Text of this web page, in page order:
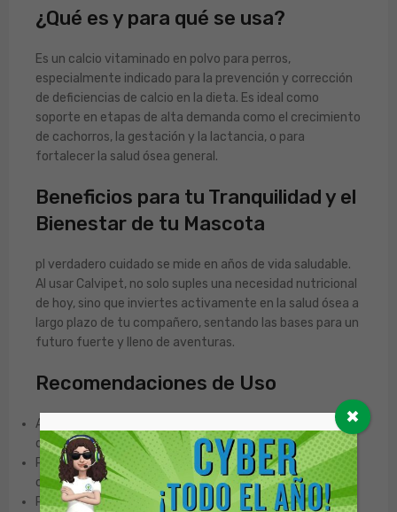
¿Qué es y para qué se usa?
Es un calcio vitaminado en polvo para perros,
especialmente indicado para la prevención y corrección
de deficiencias de calcio en la dieta. Es ideal como
soporte en etapas de alta demanda como el crecimiento
de cachorros, la gestación y la lactancia, o para
fortalecer la salud ósea general.
Beneficios para tu Tranquilidad y el
Bienestar de tu Mascota
pl verdadero cuidado se mide en años de vida saludable.
Al usar Calvipet, no solo suples una necesidad nutricional
de hoy, sino que inviertes activamente en la salud ósea a
largo plazo de tu compañero, sentando las bases para un
futuro fuerte y lleno de aventuras.
Recomendaciones de Uso
Administrar el polvo por vía oral, mezclándolo
directamente con el alimento.
Para prevenir deficiencias, la dosis es de 1 a 2
cucharaditas por cada 10 Kg de peso, una vez al día.
Para corregir deficiencias, la dosis es de 2 a 4
✖